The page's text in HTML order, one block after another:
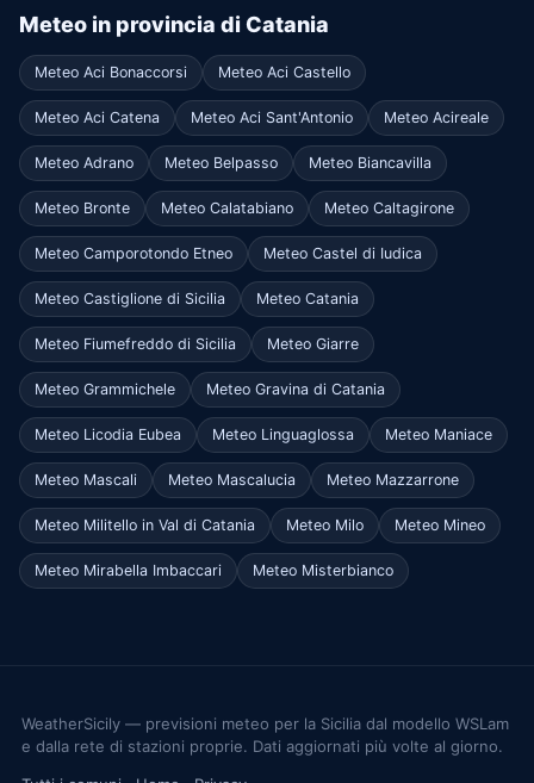
Meteo in provincia di Catania
Meteo Aci Bonaccorsi Meteo Aci Castello
Meteo Aci Catena Meteo Aci Sant'Antonio Meteo Acireale
Meteo Adrano Meteo Belpasso Meteo Biancavilla
Meteo Bronte Meteo Calatabiano Meteo Caltagirone
Meteo Camporotondo Etneo Meteo Castel di Iudica
Meteo Castiglione di Sicilia Meteo Catania
Meteo Fiumefreddo di Sicilia Meteo Giarre
Meteo Grammichele Meteo Gravina di Catania
Meteo Licodia Eubea Meteo Linguaglossa Meteo Maniace
Meteo Mascali Meteo Mascalucia Meteo Mazzarrone
Meteo Militello in Val di Catania Meteo Milo Meteo Mineo
Meteo Mirabella Imbaccari Meteo Misterbianco
WeatherSicily — previsioni meteo per la Sicilia dal modello WSLam
e dalla rete di stazioni proprie. Dati aggiornati più volte al giorno.